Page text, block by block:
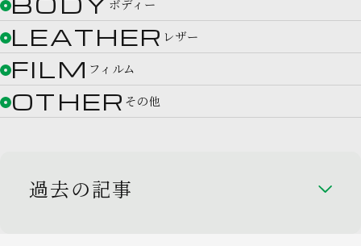
ボディー
LEATHER レザー
FILM フィルム
OTHER その他
過去の記事